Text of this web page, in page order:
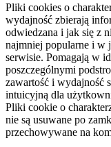
Pliki cookies o
wydajność zbierają
odwiedzana i jak się z
najmniej popularne i w
serwisie. Pomagają w
poszczególnymi
zawartość i wydajność
intuicyjną dla
Pliki cookie o
nie są usuwane po
przechowywane na